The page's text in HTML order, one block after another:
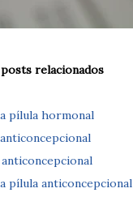
relacionados
pílula hormonal
pílula anticoncepcional